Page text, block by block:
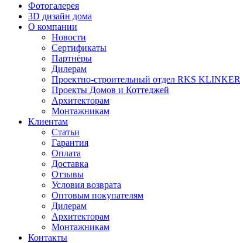
Фотогалерея
3D дизайн дома
О компании
Новости
Сертификаты
Партнёры
Дилерам
Проектно-строительный отдел RKS KLINKER
Проекты Домов и Коттеджей
Архитекторам
Монтажникам
Клиентам
Статьи
Гарантия
Оплата
Доставка
Отзывы
Условия возврата
Оптовым покупателям
Дилерам
Архитекторам
Монтажникам
Контакты